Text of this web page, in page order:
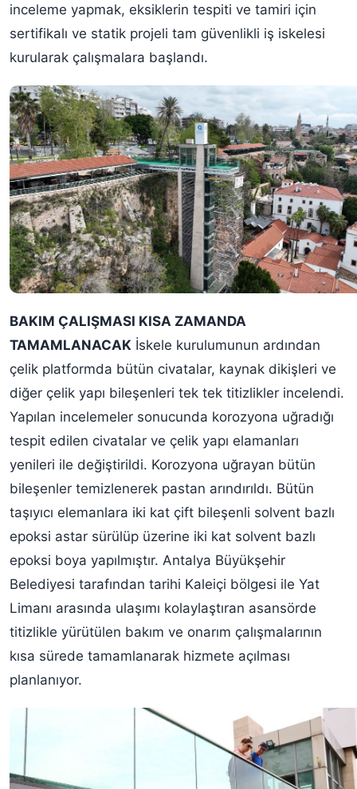
inceleme yapmak, eksiklerin tespiti ve tamiri için
sertifikalı ve statik projeli tam güvenlikli iş iskelesi
kurularak çalışmalara başlandı.
BAKIM ÇALIŞMASI KISA ZAMANDA
TAMAMLANACAK İskele kurulumunun ardından
çelik platformda bütün civatalar, kaynak dikişleri ve
diğer çelik yapı bileşenleri tek tek titizlikler incelendi.
Yapılan incelemeler sonucunda korozyona uğradığı
tespit edilen civatalar ve çelik yapı elamanları
yenileri ile değiştirildi. Korozyona uğrayan bütün
bileşenler temizlenerek pastan arındırıldı. Bütün
taşıyıcı elemanlara iki kat çift bileşenli solvent bazlı
epoksi astar sürülüp üzerine iki kat solvent bazlı
epoksi boya yapılmıştır. Antalya Büyükşehir
Belediyesi tarafından tarihi Kaleiçi bölgesi ile Yat
Limanı arasında ulaşımı kolaylaştıran asansörde
titizlikle yürütülen bakım ve onarım çalışmalarının
kısa sürede tamamlanarak hizmete açılması
planlanıyor.